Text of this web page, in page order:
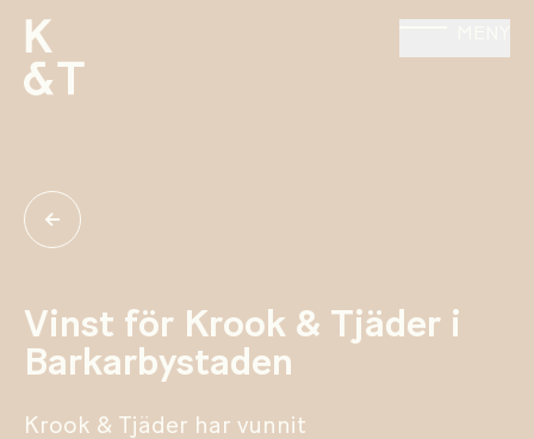
Vinst för Krook & Tjäder i
Barkarbystaden
Krook & Tjäder har vunnit